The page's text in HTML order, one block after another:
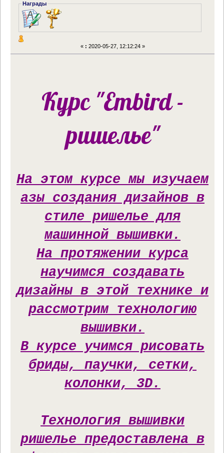
Награды
« : 2020-05-27, 12:12:24 »
Курс "Embird -
ришелье"
На этом курсе мы изучаем
азы создания дизайнов в
стиле ришелье для
машинной вышивки.
На протяжении курса
научимся создавать
дизайны в этой технике и
рассмотрим технологию
вышивки.
В курсе учимся рисовать
бриды, паучки, сетки,
колонки, 3D.
Технология вышивки
ришелье предоставлена в